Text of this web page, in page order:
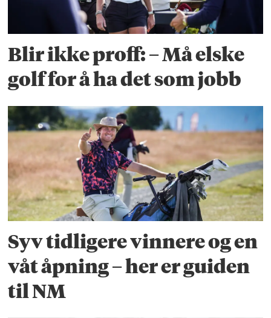
Blir ikke proff: – Må elske
golf for å ha det som jobb
Syv tidligere vinnere og en
våt åpning – her er guiden
til NM